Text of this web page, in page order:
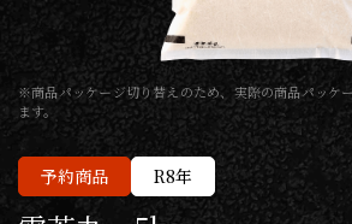
※商品パッケージ切り替えのため、実際の商品パッケ
ます。
予約商品 R8年